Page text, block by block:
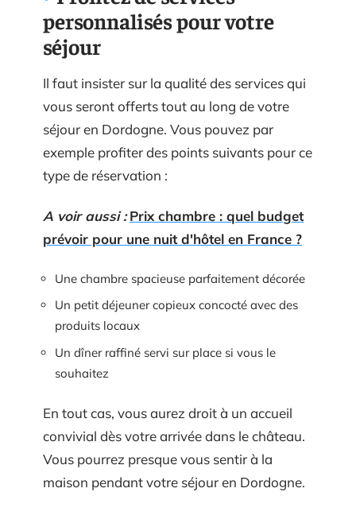
personnalisés pour votre
séjour
Il faut insister sur la qualité des services qui
vous seront offerts tout au long de votre
séjour en Dordogne. Vous pouvez par
exemple profiter des points suivants pour ce
type de réservation :
A voir aussi : Prix chambre : quel budget
prévoir pour une nuit d'hôtel en France ?
Une chambre spacieuse parfaitement décorée
Un petit déjeuner copieux concocté avec des
produits locaux
Un dîner raffiné servi sur place si vous le
souhaitez
En tout cas, vous aurez droit à un accueil
convivial dès votre arrivée dans le château.
Vous pourrez presque vous sentir à la
maison pendant votre séjour en Dordogne.